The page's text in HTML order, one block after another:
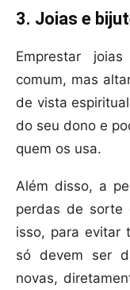
3. Joias e
Emprestar
comum, mas
de vista
do seu dono e
quem os usa.
Além disso, a
perdas de sorte
isso, para evitar
só devem ser
novas,